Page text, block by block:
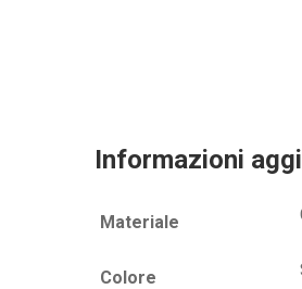
Informazioni
Materiale
Colore